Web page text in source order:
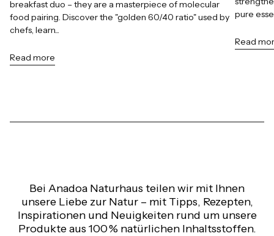
breakfast duo – they are a masterpiece of molecular
food pairing. Discover the "golden 60/40 ratio" used by
chefs, learn...
Read more
pure
Read
Bei Anadoa Naturhaus teilen wir mit Ihnen
unsere Liebe zur Natur – mit Tipps, Rezepten,
Inspirationen und Neuigkeiten rund um unsere
Produkte aus 100 % natürlichen Inhaltsstoffen.